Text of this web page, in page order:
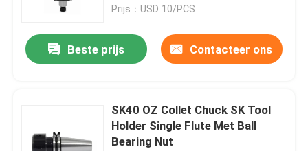
Prijs：USD 10/PCS
Beste prijs Contacteer ons
SK40 OZ Collet Chuck SK Tool
Holder Single Flute Met Ball
Bearing Nut